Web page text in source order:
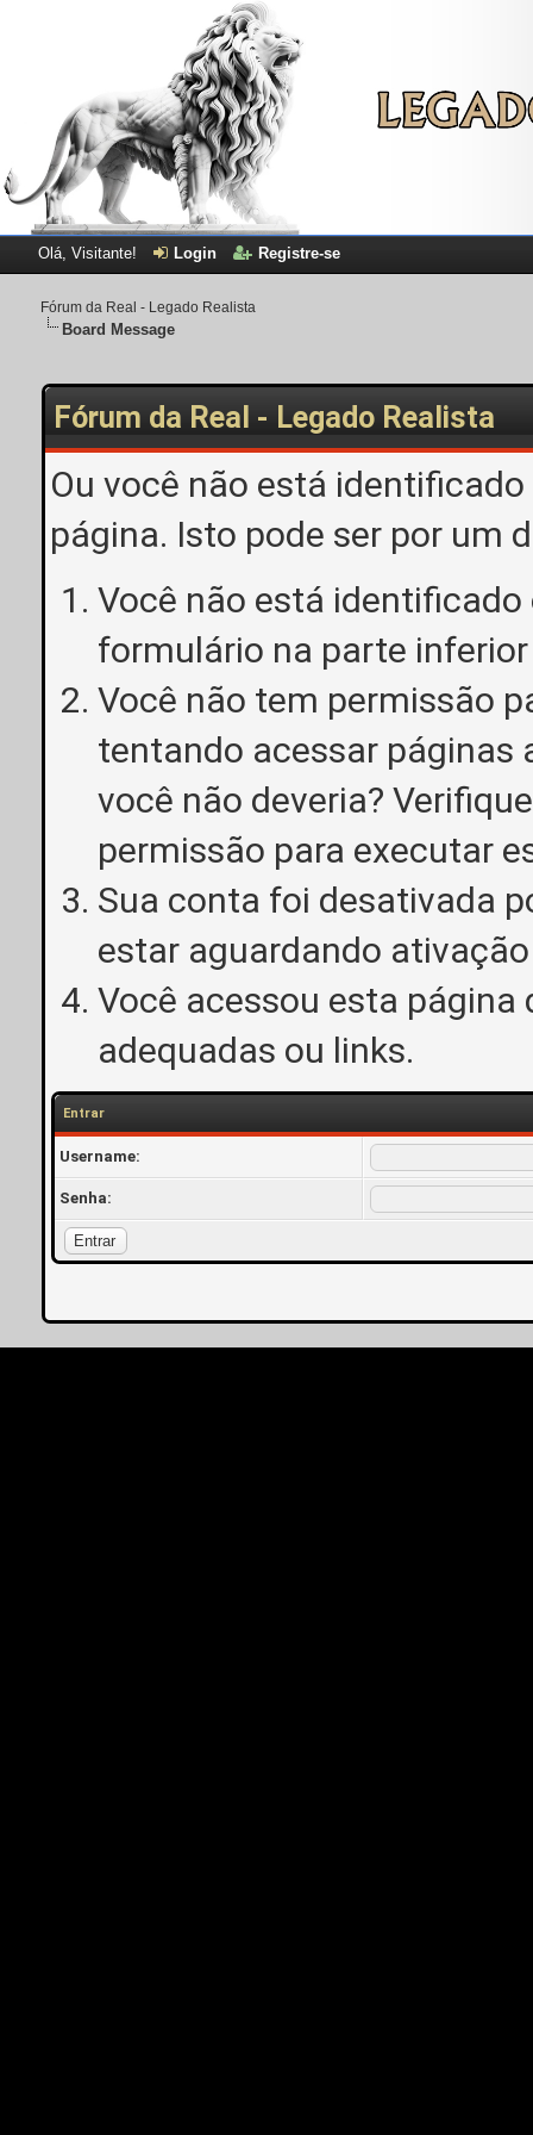
Olá, Visitante! Login Registre-se
Fórum da Real - Legado Realista
Board Message
Fórum da Real - Legado Realista
Ou você não está
página. Isto pode ser por um
Você não está
formulário na parte
Você não tem permissão
tentando acessar páginas
você não deveria?
permissão para executar
Sua conta foi desativada
estar aguardando
Você acessou esta
adequadas ou links.
Entrar
Username:
Senha: